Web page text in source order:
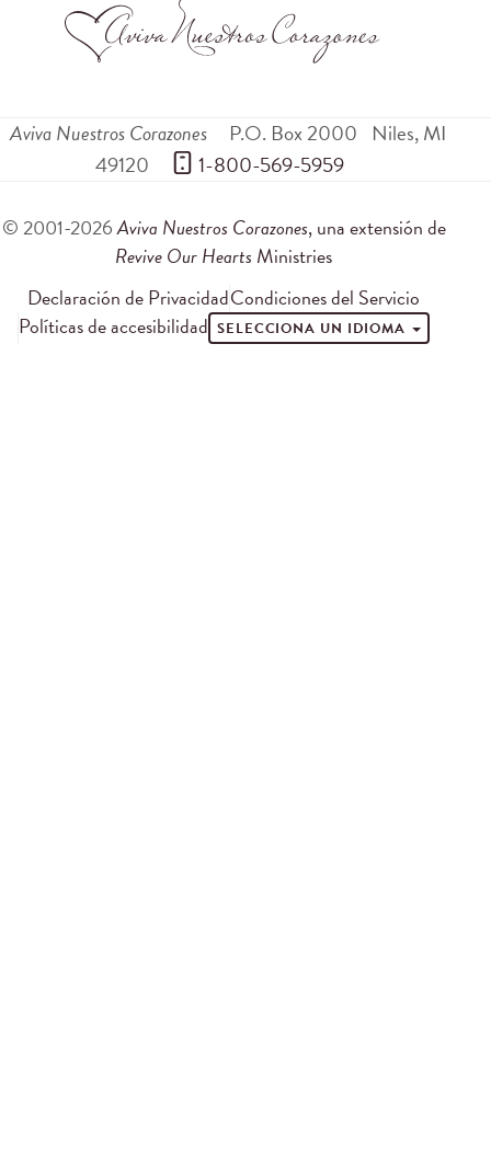
Aviva Nuestros Corazones P.O. Box 2000 Niles,MI
49120
1-800-569-5959
© 2001-2026Aviva Nuestros Corazones, una extensión de
Revive Our Hearts Ministries
Declaración de PrivacidadCondiciones del Servicio
Políticas de accesibilidad SELECCIONA UN IDIOMA